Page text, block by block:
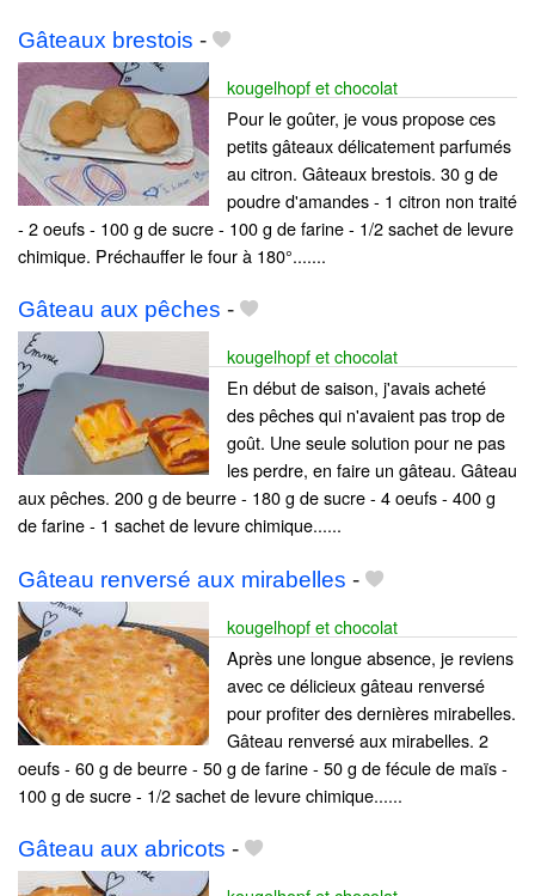
Gâteaux brestois -
kougelhopf et chocolat
Pour le goûter, je vous propose ces
petits gâteaux délicatement parfumés
au citron. Gâteaux brestois. 30 g de
poudre d'amandes - 1 citron non traité
- 2 oeufs - 100 g de sucre - 100 g de farine - 1/2 sachet de levure
chimique. Préchauffer le four à 180°.......
Gâteau aux pêches -
kougelhopf et chocolat
En début de saison, j'avais acheté
des pêches qui n'avaient pas trop de
goût. Une seule solution pour ne pas
les perdre, en faire un gâteau. Gâteau
aux pêches. 200 g de beurre - 180 g de sucre - 4 oeufs - 400 g
de farine - 1 sachet de levure chimique......
Gâteau renversé aux mirabelles -
kougelhopf et chocolat
Après une longue absence, je reviens
avec ce délicieux gâteau renversé
pour profiter des dernières mirabelles.
Gâteau renversé aux mirabelles. 2
oeufs - 60 g de beurre - 50 g de farine - 50 g de fécule de maïs -
100 g de sucre - 1/2 sachet de levure chimique......
Gâteau aux abricots -